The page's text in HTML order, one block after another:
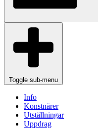
Toggle sub-menu
Info
Konstnärer
Utställningar
Uppdrag